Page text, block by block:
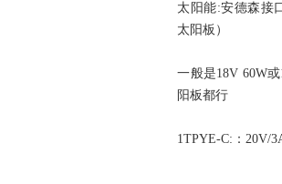
太阳能:安德森接
太阳板）
一般是18V 60W
阳板都行
1TPYE-C:：20V/